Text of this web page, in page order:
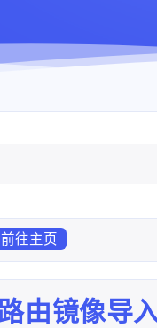
前往主页
由镜像导